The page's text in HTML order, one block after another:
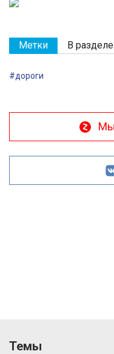
Метки В разделе
#дороги
Мы
Темы